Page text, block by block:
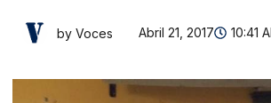
by Voces Abril 21, 2017 10:41